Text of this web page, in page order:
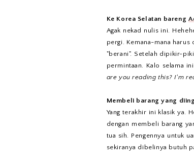
Ke Korea Selatan bareng
Agak nekad nulis ini.
pergi. Kemana-mana harus
"berani". Setelah dipikir-
permintaan. Kalo selama
are you reading this? I'm
Membeli barang yang
Yang terakhir ini klasik ya.
dengan membeli barang
tua sih. Pengennya untuk
sekiranya dibelinya butuh